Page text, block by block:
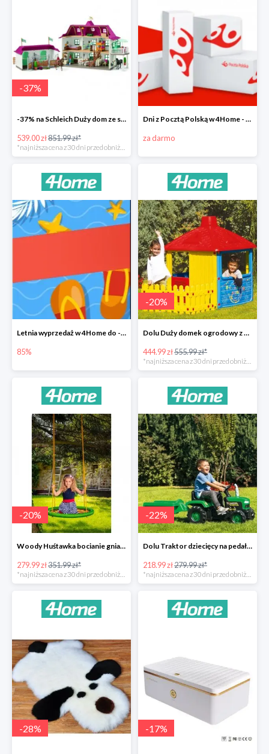
-37%
-37% na Schleich Duży dom ze stajnią i akcesoriami 96 cm
539.00 zł851.99 zł*
*najniższa cena z 30 dni przed obniżką
Dni z Pocztą Polską w 4Home - darmowa dostawa
za darmo
Letnia wyprzedaż w 4Home do -85%
85%
-20%
Dolu Duży domek ogrodowy z płotem -20%
444.99 zł555.99 zł*
-20%
Woody Huśtawka bocianie gniazdo -20%
279.99 zł351.99 zł*
*najniższa cena z 30 dni przed obniżką
-22%
Dolu Traktor dziecięcy na pedały z przyczepką -22%
218.99 zł279.99 zł*
*najniższa cena z 30 dni przed obniżką
-28% -17%